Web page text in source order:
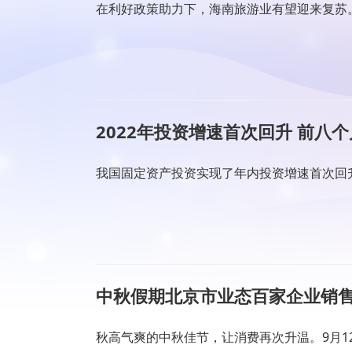
在利好政策助力下，海南旅游业有望迎来复
2022年投资增速首次回升 前八
我国固定资产投资实现了年内投资增速首次
中秋假期北京市业态百家企业销
秋高气爽的中秋佳节，让消费再次升温。9月